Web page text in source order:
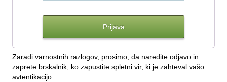
Zaradi varnostnih razlogov, prosimo, da naredite odjavo in
zaprete brskalnik, ko zapustite spletni vir, ki je zahteval vašo
avtentikacijo.